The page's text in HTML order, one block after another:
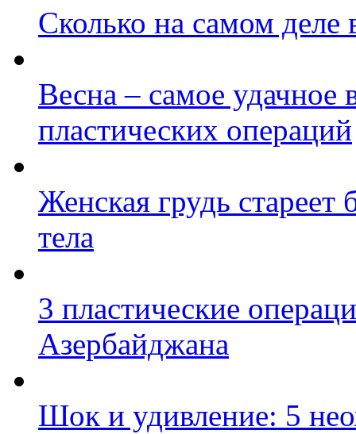
Сколько на самом деле
Весна – самое удачное
пластических операций
Женская грудь стареет
тела
3 пластические
Азербайджана
Шок и удивление: 5